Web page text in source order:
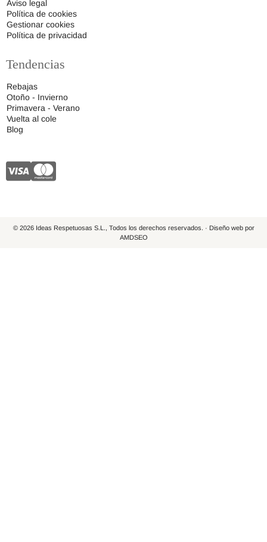
Aviso legal
Política de cookies
Gestionar cookies
Política de privacidad
Tendencias
Rebajas
Otoño - Invierno
Primavera - Verano
Vuelta al cole
Blog
© 2026 Ideas Respetuosas S.L., Todos los derechos reservados. · Diseño web por
AMDSEO